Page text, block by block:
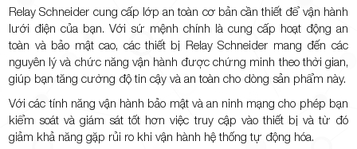
Relay Schneider cung cấp lớp an toàn cơ bản cần thiết để vận hành
lưới điện của bạn. Với sứ mệnh chính là cung cấp hoạt động an
toàn và bảo mật cao, các thiết bị Relay Schneider mang đến các
nguyên lý và chức năng vận hành được chứng minh theo thời gian,
giúp bạn tăng cường độ tin cậy và an toàn cho dòng sản phẩm này.
Với các tính năng vận hành bảo mật và an ninh mạng cho phép bạn
kiểm soát và giám sát tốt hơn việc truy cập vào thiết bị và từ đó
giảm khả năng gặp rủi ro khi vận hành hệ thống tự động hóa.